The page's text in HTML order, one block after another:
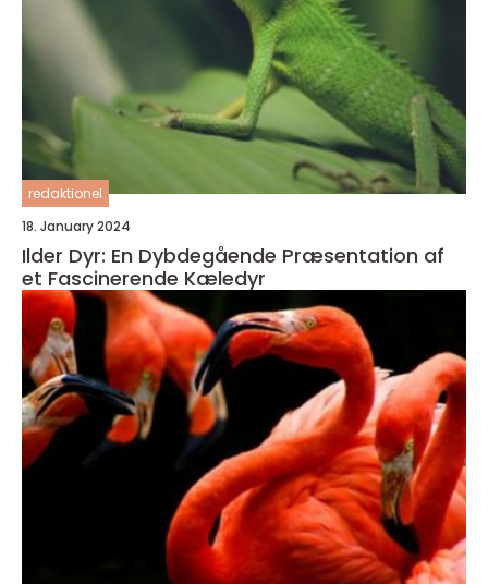
redaktionel
18. January 2024
Ilder Dyr: En Dybdegående Præsentation af
et Fascinerende Kæledyr